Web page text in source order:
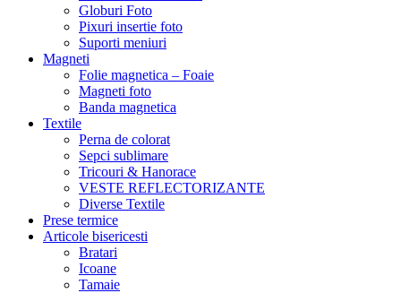
Globuri Foto
Pixuri insertie foto
Suporti meniuri
Magneti
Folie magnetica – Foaie
Magneti foto
Banda magnetica
Textile
Perna de colorat
Sepci sublimare
Tricouri & Hanorace
VESTE REFLECTORIZANTE
Diverse Textile
Prese termice
Articole bisericesti
Bratari
Icoane
Tamaie